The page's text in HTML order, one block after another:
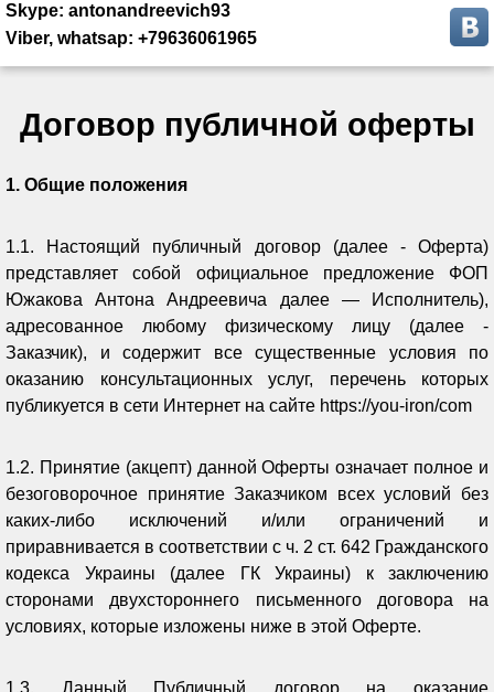
Skype: antonandreevich93
Viber, whatsap: +79636061965
Договор публичной оферты
1. Общие положения
1.1. Настоящий публичный договор (далее - Оферта)
представляет собой официальное предложение ФОП
Южакова Антона Андреевича далее — Исполнитель),
адресованное любому физическому лицу (далее -
Заказчик), и содержит все существенные условия по
оказанию консультационных услуг, перечень которых
публикуется в сети Интернет на сайте https://you-iron/com
1.2. Принятие (акцепт) данной Оферты означает полное и
безоговорочное принятие Заказчиком всех условий без
каких-либо исключений и/или ограничений и
приравнивается в соответствии с ч. 2 ст. 642 Гражданского
кодекса Украины (далее ГК Украины) к заключению
сторонами двухстороннего письменного договора на
условиях, которые изложены ниже в этой Оферте.
1.3. Данный Публичный договор на оказание